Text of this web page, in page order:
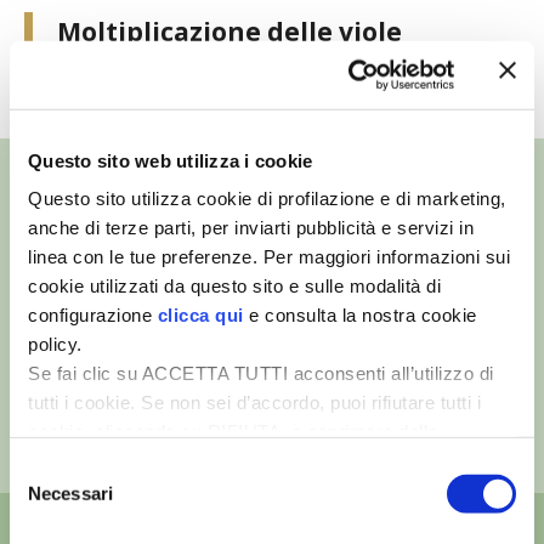
Questo sito web utilizza i cookie
Questo sito utilizza cookie di profilazione e di marketing,
anche di terze parti, per inviarti pubblicità e servizi in
linea con le tue preferenze. Per maggiori informazioni sui
cookie utilizzati da questo sito e sulle modalità di
configurazione clicca qui e consulta la nostra cookie
policy.
Se fai clic su ACCETTA TUTTI acconsenti all’utilizzo di
tutti i cookie. Se non sei d’accordo, puoi rifiutare tutti i
desideri accettare e cliccando ACCETTA SELEZIONATI.
delNecessari
VIGNETO BIO
PENSA ALTERNATIVO
GARDENA
VERONESI
RIMANI A CONTATTO CON LA NATURA
CRESCERE INSIEME
ARCHMAN
Moltiplicazione delle viole
TUTTI I VIDEO
©- Tutti i diritti riservati
Edizioni L’Informatore Agrario S.r.l.
via Bencivenga-Biondani, 16
Partita iva: 00230010233
Reg. imp. di Verona nr. 00230010233
Capitale sociale: Euro 510.000,00 i.v.